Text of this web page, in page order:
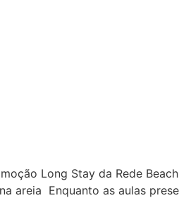
Long Stay da Rede
areia Enquanto as aulas